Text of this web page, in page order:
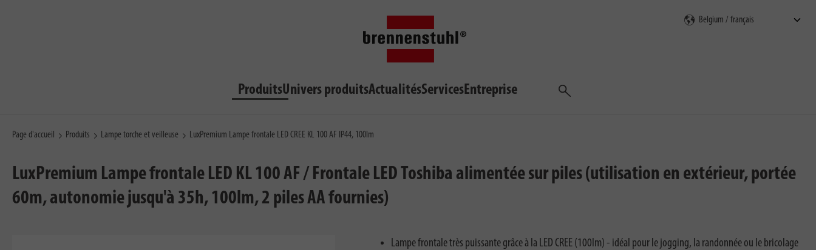
ProduitsUnivers produitsActualitésServicesEntreprise
Rechercher
Page d'accueil Produits Lampe torche et veilleuse LuxPremium Lampe frontale LED CREE KL 100 AF IP44, 100lm
LuxPremium Lampe frontale LED KL 100 AF / Frontale LED Toshiba alimentée sur piles (utilisation en extérieur, portée
60m, autonomie jusqu'à 35h, 100lm, 2 piles AA fournies)
Lampe frontale très puissante grâce à la LED CREE (100lm) - idéal pour le jogging, la randonnée ou le bricolage